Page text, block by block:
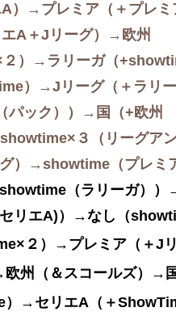
A）→プレミア（＋プレ
エA＋Jリーグ）→欧州
）→ラリーガ（
）→Jリーグ（＋ラリ
ック））
→国（+欧州
３（リーグア
グ）→showtime（プレミ
showtime（ラリーガ））
リエA)）→なし（
２）→プレミア（＋J
州（＆スコールズ）→
）→セリエA（＋